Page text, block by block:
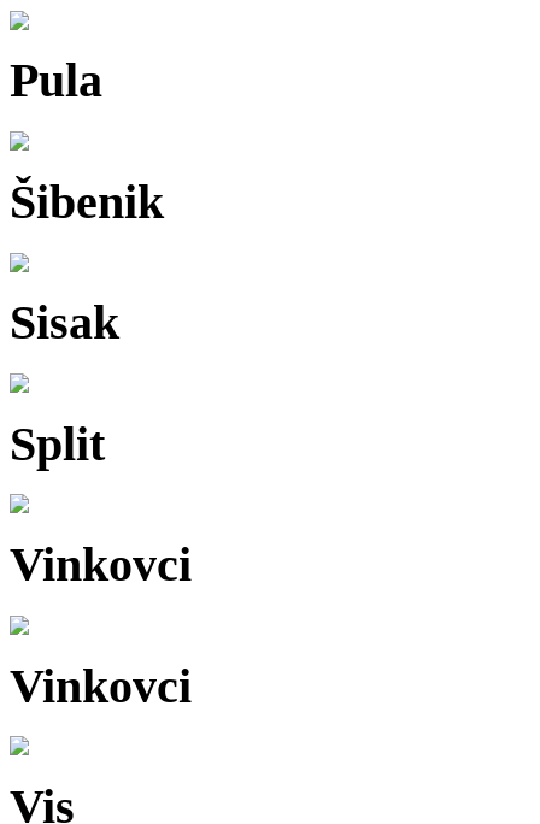
Pula
Šibenik
Sisak
Split
Vinkovci
Vinkovci
Vis